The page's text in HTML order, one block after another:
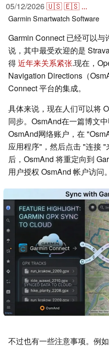
05/12/2026🇺🇸🇪🇸 ...
Garmin Smartwatch Software
Garmin Connect 已经可以
说，其中最受欢迎的是
得近年来关系紧张.现在，
Navigation Directions（
Connect 平台的集成。
具体来说，现在人们可以将
同步。OsmAnd在一篇博文
OsmAnd网络账户，在
应用程序"，然后点击 "连接
后，OsmAnd 将重定向到
用户授权 OsmAnd 帐户访问。
不过也有一些注意事项。例